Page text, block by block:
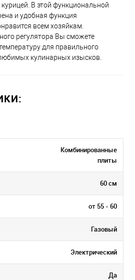
В этой функциональной
и удобная функция
всем хозяйкам.
регулятора Вы сможете
для правильного
кулинарных изысков.
Комбинированные
плиты
60 см
от 55 - 60
Газовый
Электрический
Да